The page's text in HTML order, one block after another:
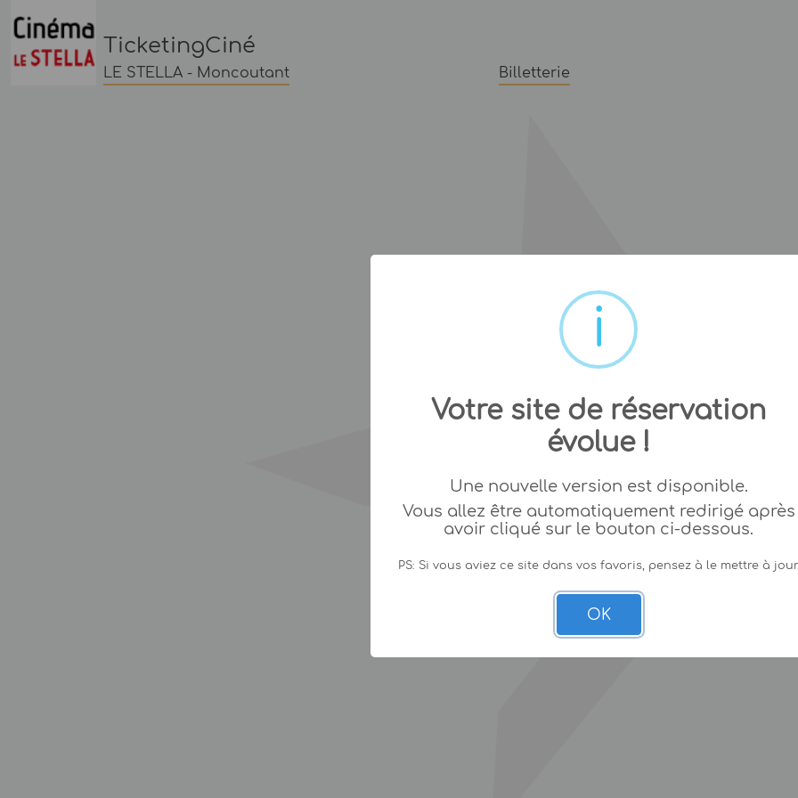
TicketingCiné
LE STELLA - Moncoutant Billetterie
Votre site de réservation
évolue !
Une nouvelle version est disponible.
Vous allez être automatiquement redirigé après
avoir cliqué sur le bouton ci-dessous.
PS: Si vous aviez ce site dans vos favoris, pensez à le mettre à
OK